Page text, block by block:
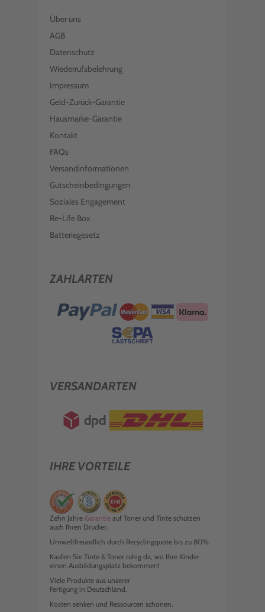
Über uns
AGB
Datenschutz
Wiederrufsbelehrung
Impressum
Geld-Zurück-Garantie
Hausmarke-Garantie
Kontakt
FAQs
Versandinformationen
Gutscheinbedingungen
Soziales Engagement
Re-Life Box
Batteriegesetz
ZAHLARTEN
VERSANDARTEN
IHRE VORTEILE
Zehn Jahre Garantie auf Toner und Tinte schützen
auch Ihren Drucker.
Umweltfreundlich durch Recyclingquote bis zu 80%.
Kaufen Sie Tinte & Toner ruhig da, wo Ihre Kinder
einen Ausbildungsplatz bekommen!
Viele Produkte aus unserer
Fertigung in Deutschland.
Kosten senken und Ressourcen schonen.